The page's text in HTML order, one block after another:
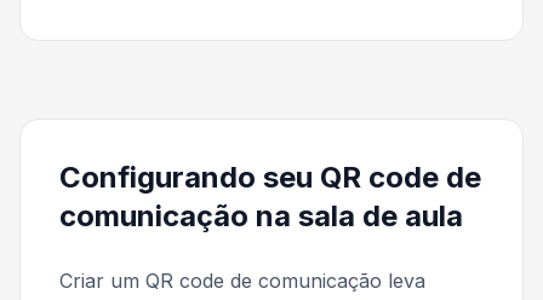
Configurando seu QR code de
comunicação na sala de aula
Criar um QR code de comunicação leva